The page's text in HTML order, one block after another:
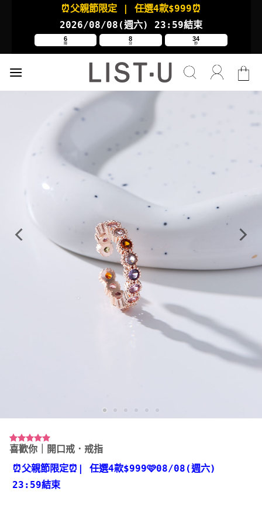
⏰父親節限定 | 任選4款$999⏰
2026/08/08(週六) 23:59結束
6
時
8
分
33
秒
評分5.00
4
位顧客進行
評分
喜歡你｜開口戒．戒指
⏰父親節限定⏰ | 任選4款$999🩷08/08(週六)
23:59結束